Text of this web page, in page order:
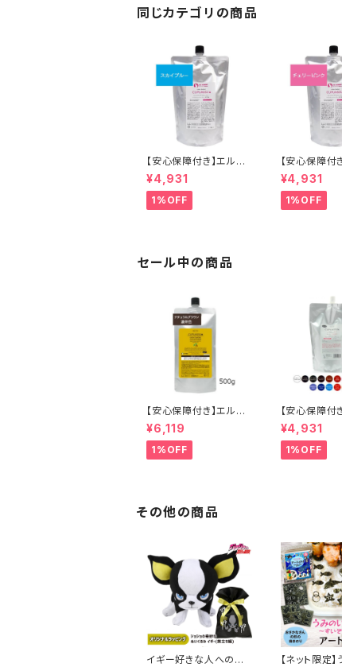
ラーバター セラップ 正
規品 正規代理店 送料
同じカテゴリの商品
【安心保障付き】エルコ
ス（ELLCOS） キュプア
スカラーバター【スカイ
ブルー】 700g トリート
メントカラー カラー剤
正規代理店 送料無料
¥4,931
1%OFF
【安心保障付
ス（ELLCOS
スカラーバター
ーピンク】
トメントカラ
¥4,931
1%OFF
セール中の商品
【安心保障付き】エルコ
ス（ELLCOS） 2色から
選べる キュプアスカラ
ーバター コンク （濃縮
タイプ） 500g 業務用
カラー 低刺激 ヘアケア
シャンプー カラーバタ
¥6,119
1%OFF
【安心保障付
ス（ELLCOS
スカラーバタ
【16色から選
ートメントカ
¥4,931
1%OFF
その他の商品
イギー好きな人へのプ
【ネット限定